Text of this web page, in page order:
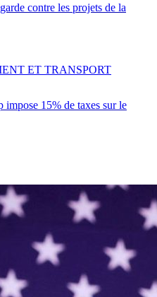
contre les projets de la
impose 15% de taxes sur le
ET TRANSPORT